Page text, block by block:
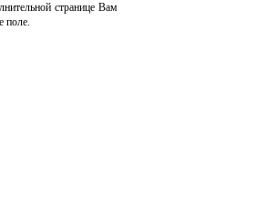
странице Вам
поле.